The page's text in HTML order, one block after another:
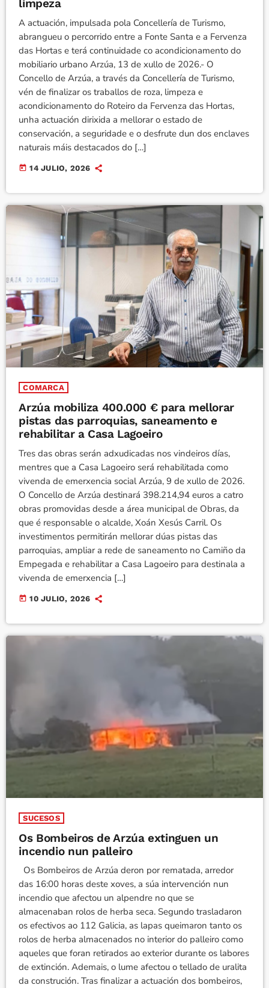
limpeza
A actuación, impulsada pola Concellería de Turismo,
abrangueu o percorrido entre a Fonte Santa e a Fervenza
das Hortas e terá continuidade co acondicionamento do
mobiliario urbano Arzúa, 13 de xullo de 2026.- O
Concello de Arzúa, a través da Concellería de Turismo,
vén de finalizar os traballos de roza, limpeza e
acondicionamento do Roteiro da Fervenza das Hortas,
unha actuación dirixida a mellorar o estado de
conservación, a seguridade e o desfrute dun dos enclaves
naturais máis destacados do […]
today 14 JULIO, 2026
COMARCA
Arzúa mobiliza 400.000 € para mellorar
pistas das parroquias, saneamento e
rehabilitar a Casa Lagoeiro
Tres das obras serán adxudicadas nos vindeiros días,
mentres que a Casa Lagoeiro será rehabilitada como
vivenda de emerxencia social Arzúa, 9 de xullo de 2026.
O Concello de Arzúa destinará 398.214,94 euros a catro
obras promovidas desde a área municipal de Obras, da
que é responsable o alcalde, Xoán Xesús Carril. Os
investimentos permitirán mellorar dúas pistas das
parroquias, ampliar a rede de saneamento no Camiño da
Empegada e rehabilitar a Casa Lagoeiro para destinala a
vivenda de emerxencia […]
today 10 JULIO, 2026
SUCESOS
Os Bombeiros de Arzúa extinguen un
incendio nun palleiro
Os Bombeiros de Arzúa deron por rematada, arredor
das 16:00 horas deste xoves, a súa intervención nun
incendio que afectou un alpendre no que se
almacenaban rolos de herba seca. Segundo trasladaron
os efectivos ao 112 Galicia, as lapas queimaron tanto os
rolos de herba almacenados no interior do palleiro como
aqueles que foran retirados ao exterior durante os labores
de extinción. Ademais, o lume afectou o tellado de uralita
da construción. Tras finalizar a actuación dos bombeiros,